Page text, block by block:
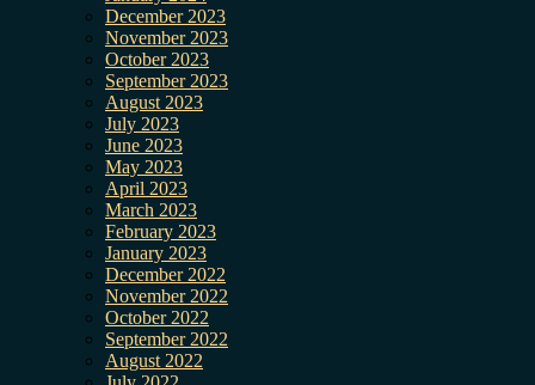
December 2023
November 2023
October 2023
September 2023
August 2023
July 2023
June 2023
May 2023
April 2023
March 2023
February 2023
January 2023
December 2022
November 2022
October 2022
September 2022
August 2022